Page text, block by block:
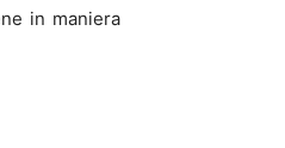
in maniera